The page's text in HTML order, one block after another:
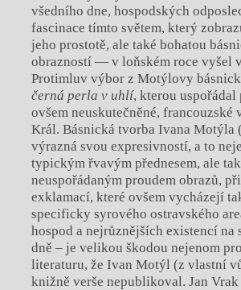
všedního dne, hospodských
fascinace tímto světem, který
jeho prostotě, ale také bohatou
obrazností — v loňském roce vyšel
Protimluv výbor z Motýlovy
černá perla v uhlí, kterou uspořádal
ovšem neuskutečněné, francouzské
Král. Básnická tvorba Ivana Motýla
výrazná svou expresivností, a to
typickým řvavým přednesem, ale
neuspořádaným proudem obrazů,
exklamací, které ovšem vycházejí
specificky syrového ostravského
hospod a nejrůznějších existencí na
dně – je velikou škodou nejenom
literaturu, že Ivan Motýl (z vlastní
knižně verše nepublikoval. Jan